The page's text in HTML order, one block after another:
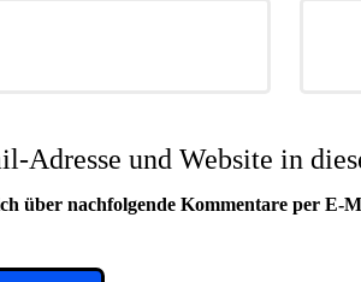
Adresse und Website in
über nachfolgende Kommentare per E-